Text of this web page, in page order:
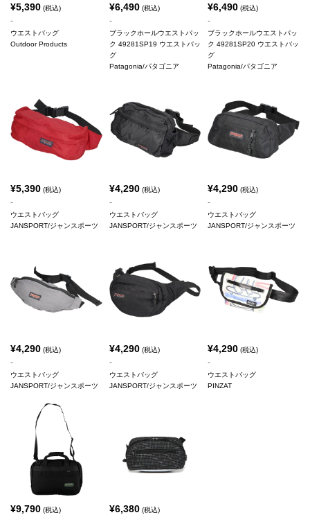
¥5,390 (税込)
-
ウエストバッグ
Outdoor Products
¥6,490(税込)
-
ブラックホールウエストパッ
ク 49281SP19 ウエストバッ
グ
Patagonia/パタゴニア
¥6,490 (税込)
-
ブラックホールウエストパッ
ク 49281SP20 ウエストバッ
グ
Patagonia/パタゴニア
¥5,390 (税込)
-
ウエストバッグ
JANSPORT/ジャンスポーツ
¥4,290(税込)
-
ウエストバッグ
JANSPORT/ジャンスポーツ
¥4,290 (税込)
-
ウエストバッグ
JANSPORT/ジャンスポーツ
¥4,290 (税込)
-
ウエストバッグ
JANSPORT/ジャンスポーツ
¥4,290(税込)
-
ウエストバッグ
JANSPORT/ジャンスポーツ
¥4,290 (税込)
-
ウエストバッグ
PINZAT
¥9,790 (税込) ¥6,380(税込)